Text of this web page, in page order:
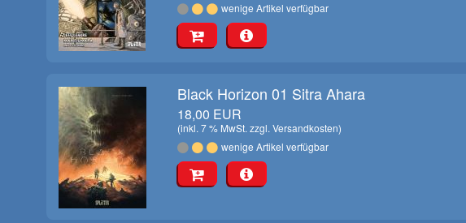
wenige Artikel verfügbar
Black Horizon 01 Sitra Ahara
18,00 EUR
(inkl. 7 % MwSt. zzgl. Versandkosten)
wenige Artikel verfügbar